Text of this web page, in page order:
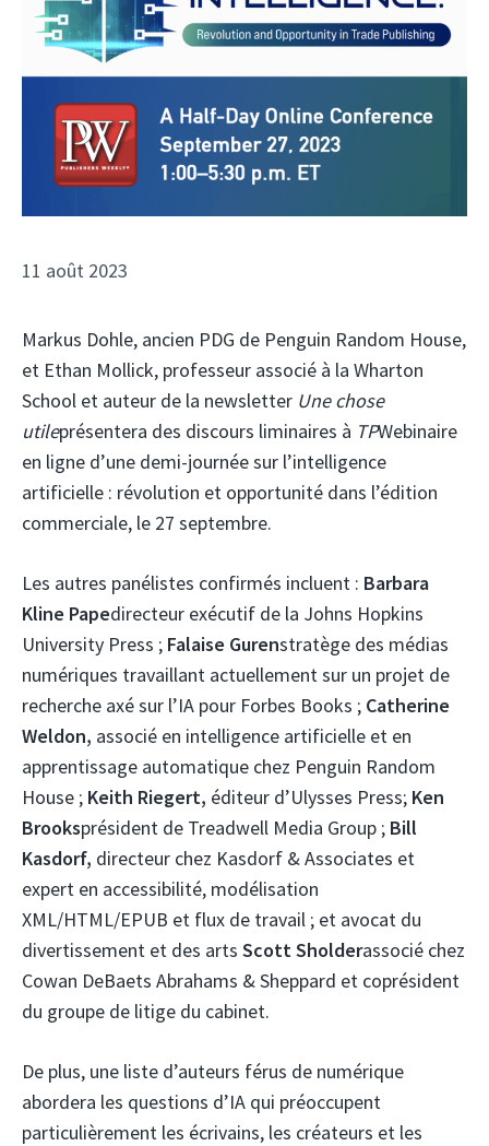
11 août 2023
Markus Dohle, ancien PDG de Penguin Random House,
et Ethan Mollick, professeur associé à la Wharton
School et auteur de la newsletter Une chose
utileprésentera des discours liminaires à TPWebinaire
en ligne d’une demi-journée sur l’intelligence
artificielle : révolution et opportunité dans l’édition
commerciale, le 27 septembre.
Les autres panélistes confirmés incluent : Barbara
Kline Papedirecteur exécutif de la Johns Hopkins
University Press ; Falaise Gurenstratège des médias
numériques travaillant actuellement sur un projet de
recherche axé sur l’IA pour Forbes Books ; Catherine
Weldon, associé en intelligence artificielle et en
apprentissage automatique chez Penguin Random
House ; Keith Riegert, éditeur d’Ulysses Press; Ken
Brooksprésident de Treadwell Media Group ; Bill
Kasdorf, directeur chez Kasdorf & Associates et
expert en accessibilité, modélisation
XML/HTML/EPUB et flux de travail ; et avocat du
divertissement et des arts Scott Sholderassocié chez
Cowan DeBaets Abrahams & Sheppard et coprésident
du groupe de litige du cabinet.
De plus, une liste d’auteurs férus de numérique
abordera les questions d’IA qui préoccupent
particulièrement les écrivains, les créateurs et les